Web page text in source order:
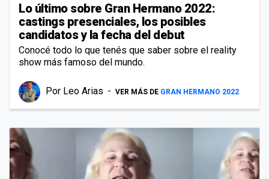
Lo último sobre Gran Hermano 2022:
castings presenciales, los posibles
candidatos y la fecha del debut
Conocé todo lo que tenés que saber sobre el reality
show más famoso del mundo.
Por Leo Arias VER MÁS DE GRAN HERMANO 2022